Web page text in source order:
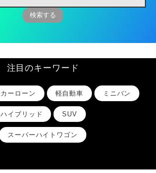
注目のキーワード
カーローン 軽自動車 ミニバン
ハイブリッド SUV
スーパーハイトワゴン